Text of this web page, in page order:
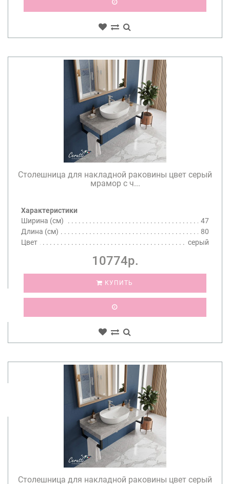
Столешница для накладной раковины цвет серый
мрамор с ч...
Характеристики
Ширина (см)
47
Длина (см)
80
Цвет
серый
10774р.
КУПИТЬ
Столешница для накладной раковины цвет серый